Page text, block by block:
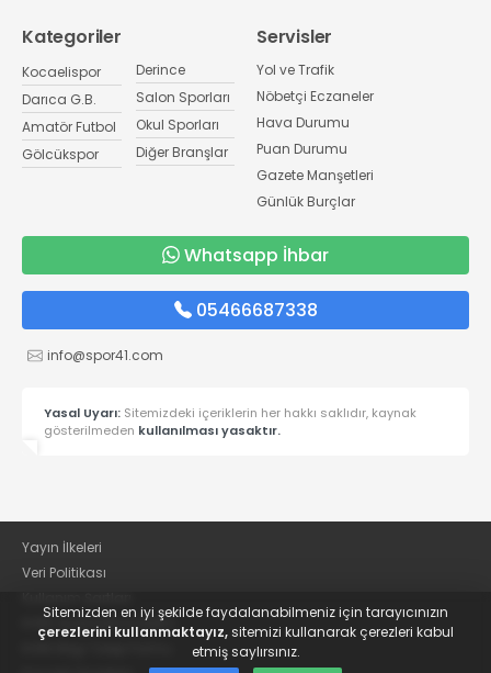
Kategoriler
Kocaelispor
Darıca G.B.
Amatör Futbol
Gölcükspor
Derince
Salon Sporları
Okul Sporları
Diğer Branşlar
Servisler
Yol ve Trafik
Nöbetçi Eczaneler
Hava Durumu
Puan Durumu
Gazete Manşetleri
Günlük Burçlar
Whatsapp İhbar
05466687338
info@spor41.com
Yasal Uyarı: Sitemizdeki içeriklerin her hakkı saklıdır, kaynak
gösterilmeden kullanılması yasaktır.
Yayın İlkeleri
Veri Politikası
KVKK Aydınlatma Metni
Sitemizden en iyi şekilde faydalanabilmeniz için tarayıcınızın
çerezlerini kullanmaktayız,sitemizi kullanarak çerezleri kabul
etmiş saylırsınız.